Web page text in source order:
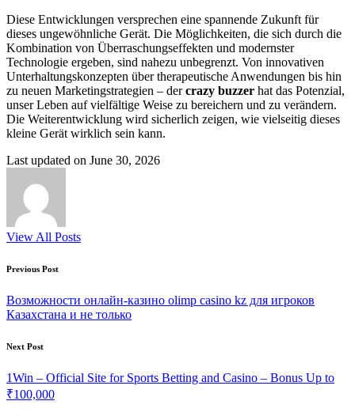
Diese Entwicklungen versprechen eine spannende Zukunft für
dieses ungewöhnliche Gerät. Die Möglichkeiten, die sich durch die
Kombination von Überraschungseffekten und modernster
Technologie ergeben, sind nahezu unbegrenzt. Von innovativen
Unterhaltungskonzepten über therapeutische Anwendungen bis hin
zu neuen Marketingstrategien – dercrazy buzzer hat das Potenzial,
unser Leben auf vielfältige Weise zu bereichern und zu verändern.
Die Weiterentwicklung wird sicherlich zeigen, wie vielseitig dieses
kleine Gerät wirklich sein kann.
Last updated on June 30, 2026
View All Posts
Post
navigation
Previous Post
Возможности онлайн-казино olimp casino kz для игроков
Казахстана и не только
Next Post
1Win – Official Site for Sports Betting and Casino – Bonus Up to
₹100,000